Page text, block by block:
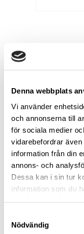
Denna webbplats
Vi använder
och annonserna till
för sociala medier
vidarebefordrar
information från din
annons- och
Dessa kan i sin tur
information som du
Nödvändig
För dig som är